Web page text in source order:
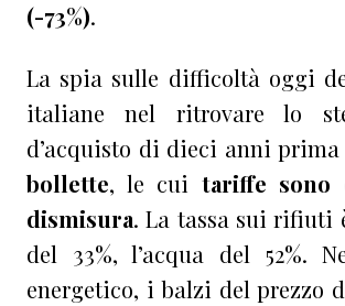
(-73%).
La spia sulle difficoltà oggi
italiane nel ritrovare lo
d’acquisto di dieci anni
bollette, le cui tariffe sono
dismisura. La tassa sui rifiuti
del 33%, l’acqua del 52%.
energetico, i balzi del prezzo